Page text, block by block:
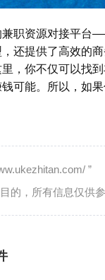
兼职资源对接平台
还提供了高效的
，你不仅可以找
可能。所以，如
”
的，所有信息仅供